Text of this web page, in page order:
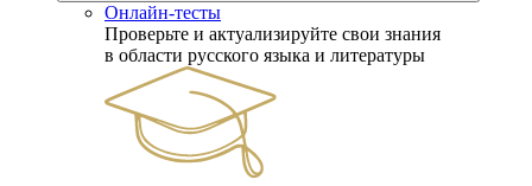
Онлайн-тесты
Проверьте и актуализируйте свои знания
в области русского языка и литературы